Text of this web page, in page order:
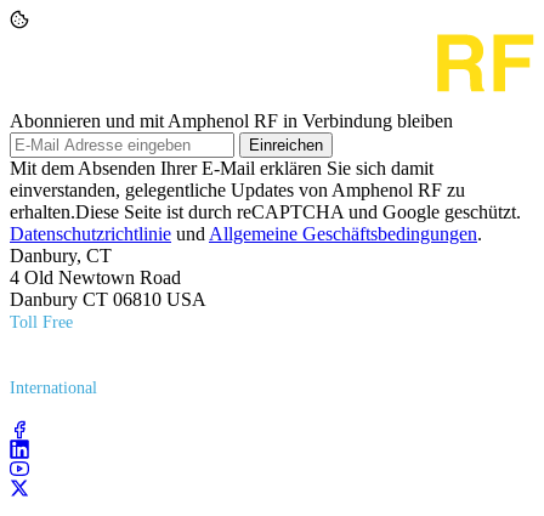
Abonnieren und mit Amphenol RF in Verbindung bleiben
Einreichen
Mit dem Absenden Ihrer E-Mail erklären Sie sich damit
einverstanden, gelegentliche Updates von Amphenol RF zu
erhalten.Diese Seite ist durch reCAPTCHA und Google geschützt.
Datenschutzrichtlinie und Allgemeine Geschäftsbedingungen.
Danbury, CT
4 Old Newtown Road
Danbury CT 06810 USA
Toll Free
International